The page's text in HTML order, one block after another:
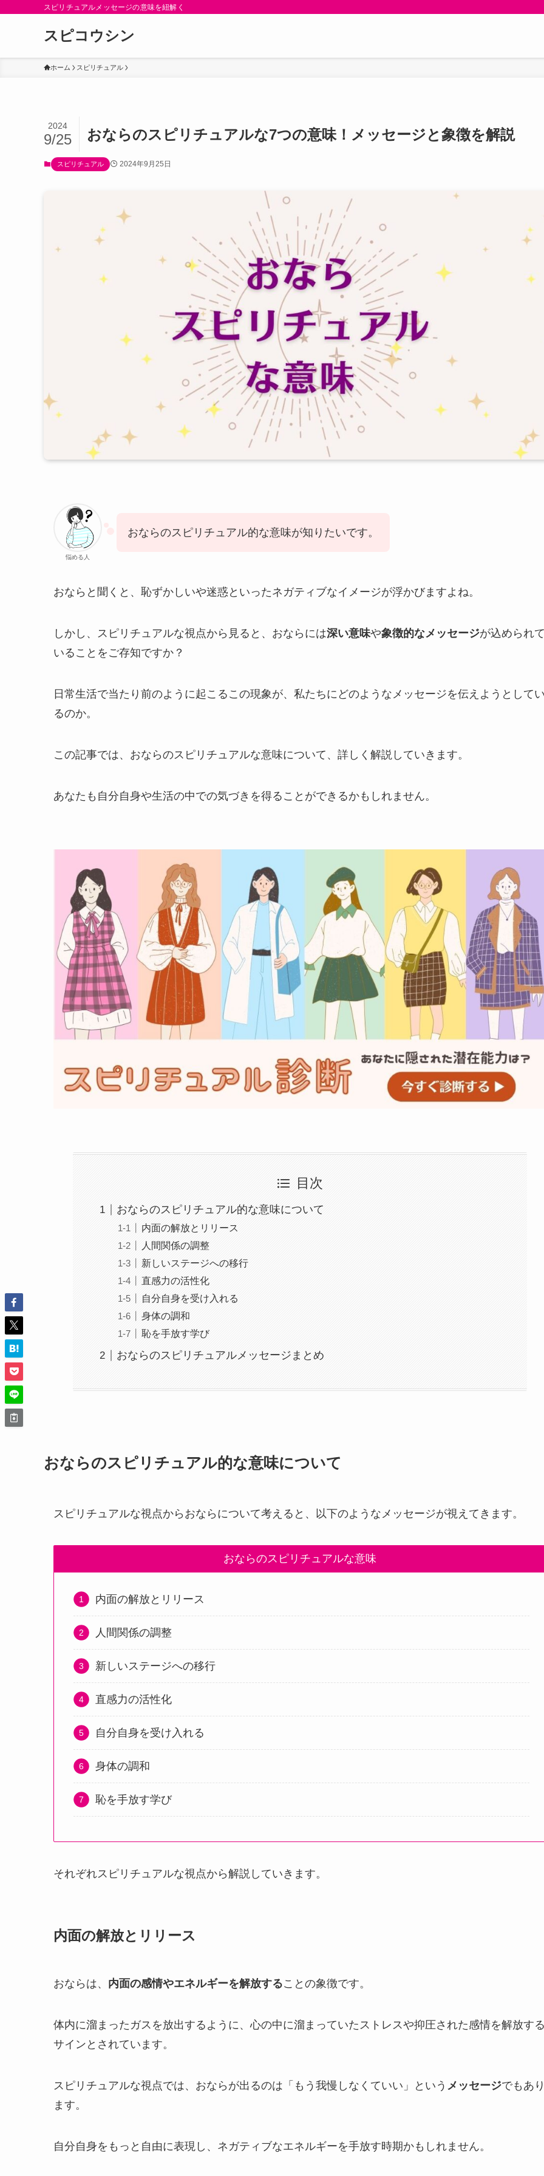
スピリチュアルメッセージの意味を紐解く
スピコウシン
ホーム スピリチュアル
おならのスピリチュアルな7つの意味！メッセージと象徴を解説
2024
9/25
スピリチュアル 2024年9月25日
悩める人
おならのスピリチュアル的な意味が知りたいです。
おならと聞くと、恥ずかしいや迷惑といったネガティブなイメージが浮かびますよね。
しかし、スピリチュアルな視点から見ると、おならには深い意味や象徴的なメッセージが込められ
いることをご存知ですか？
日常生活で当たり前のように起こるこの現象が、私たちにどのようなメッセージを伝えようとして
るのか。
この記事では、おならのスピリチュアルな意味について、詳しく解説していきます。
あなたも自分自身や生活の中での気づきを得ることができるかもしれません。
目次
おならのスピリチュアル的な意味について
内面の解放とリリース
人間関係の調整
新しいステージへの移行
直感力の活性化
自分自身を受け入れる
身体の調和
恥を手放す学び
おならのスピリチュアルメッセージまとめ
おならのスピリチュアル的な意味について
スピリチュアルな視点からおならについて考えると、以下のようなメッセージが視えてきます。
おならのスピリチュアルな意味
内面の解放とリリース
人間関係の調整
新しいステージへの移行
直感力の活性化
自分自身を受け入れる
身体の調和
恥を手放す学び
それぞれスピリチュアルな視点から解説していきます。
内面の解放とリリース
おならは、 内面の感情やエネルギーを解放することの象徴です。
体内に溜まったガスを放出するように、心の中に溜まっていたストレスや抑圧された感情を解放す
サインとされています。
スピリチュアルな視点では、おならが出るのは「もう我慢しなくていい」という メッセージでもあ
ます。
自分自身をもっと自由に表現し、ネガティブなエネルギーを手放す時期かもしれません。